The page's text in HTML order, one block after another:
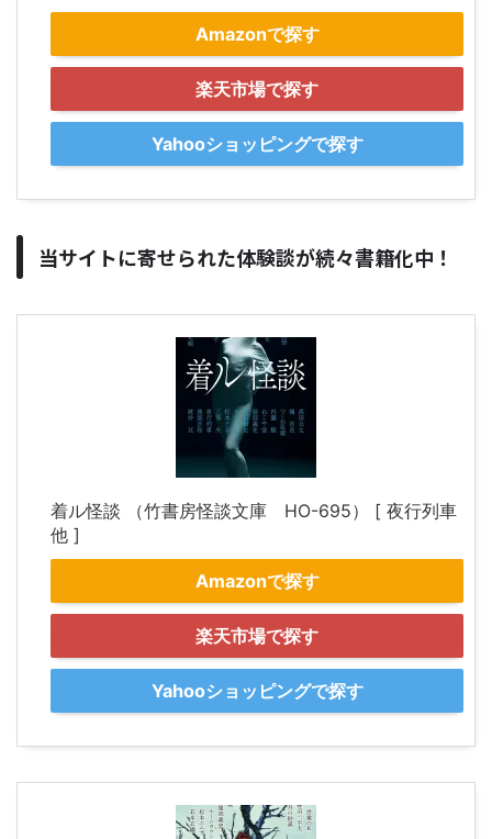
Amazonで探す
楽天市場で探す
Yahooショッピングで探す
当サイトに寄せられた体験談が続々書籍化中！
着ル怪談 （竹書房怪談文庫 HO-695） [ 夜行列車
他 ]
Amazonで探す
楽天市場で探す
Yahooショッピングで探す